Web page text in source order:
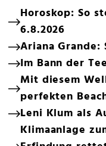
Horoskop: So
6.8.2026
Ariana Grande:
Im Bann der
Mit diesem
perfekten
Leni Klum als
Klimaanlage